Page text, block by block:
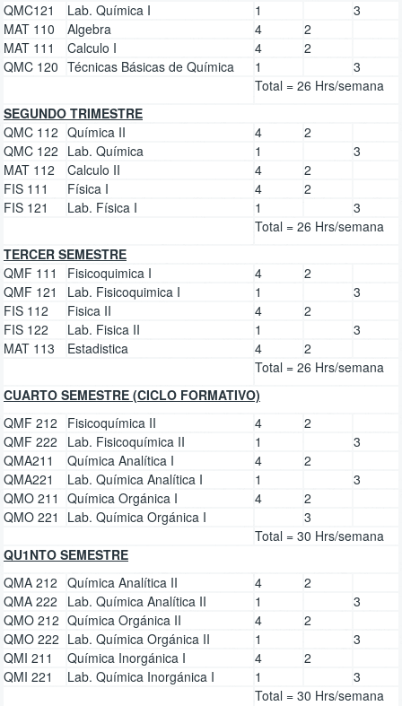
QMC121
Lab. Química I 1
3
MAT 110
Algebra 4
2
MAT 111
Calculo I 4
2
QMC 120 Técnicas Básicas de Química 1
3
Total = 26 Hrs/semana
SEGUNDO TRIMESTRE
QMC 112 Química II 4
2
QMC 122 Lab. Química 1
3
MAT 112
Calculo II 4
2
FIS 111
Física I 4
2
FIS 121
Lab. Física I 1
3
Total = 26 Hrs/semana
TERCER SEMESTRE
QMF 111
Fisicoquimica I 4
2
QMF 121
Lab. Fisicoquimica I 1
3
FIS 112
Fisica II 4
2
FIS 122
Lab. Fisica II 1
3
MAT 113
Estadistica 4
2
Total = 26 Hrs/semana
CUARTO SEMESTRE (CICLO FORMATIVO)
QMF 212
Fisicoquímica II 4
2
QMF 222
Lab. Fisicoquímica II 1
3
QMA211
Química Analítica I 4
2
QMA221
Lab. Química Analítica I 1
3
QMO 211 Química Orgánica I 4
2
QMO 221
Lab. Química Orgánica I
3
Total = 30 Hrs/semana
QU1NTO SEMESTRE
QMA 212 Química Analítica II 4
2
QMA 222
Lab. Química Analítica II 1
3
QMO 212 Química Orgánica II 4
2
QMO 222 Lab. Química Orgánica II 1
3
QMI 211
Química Inorgánica I 4
2
QMI 221
Lab. Química Inorgánica I 1
3
Total = 30 Hrs/semana